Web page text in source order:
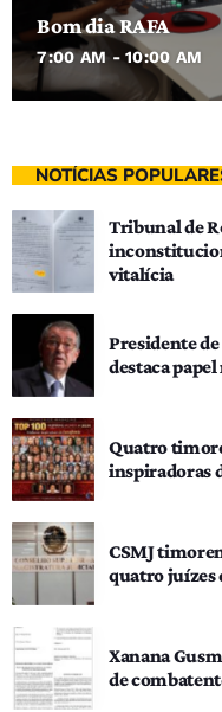
Bom dia RAFA
7:00 AM - 10:00 AM
NOTÍCIAS
Tribunal de
vitalícia
Presidente
destaca
Quatro
inspiradoras
CSMJ
quatro juízes
Xanana
de